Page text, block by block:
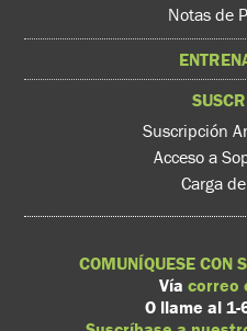
Notas de
Suscripción
Acceso a
Carga
COMUNÍQUESE CON
Vía correo
O llame al